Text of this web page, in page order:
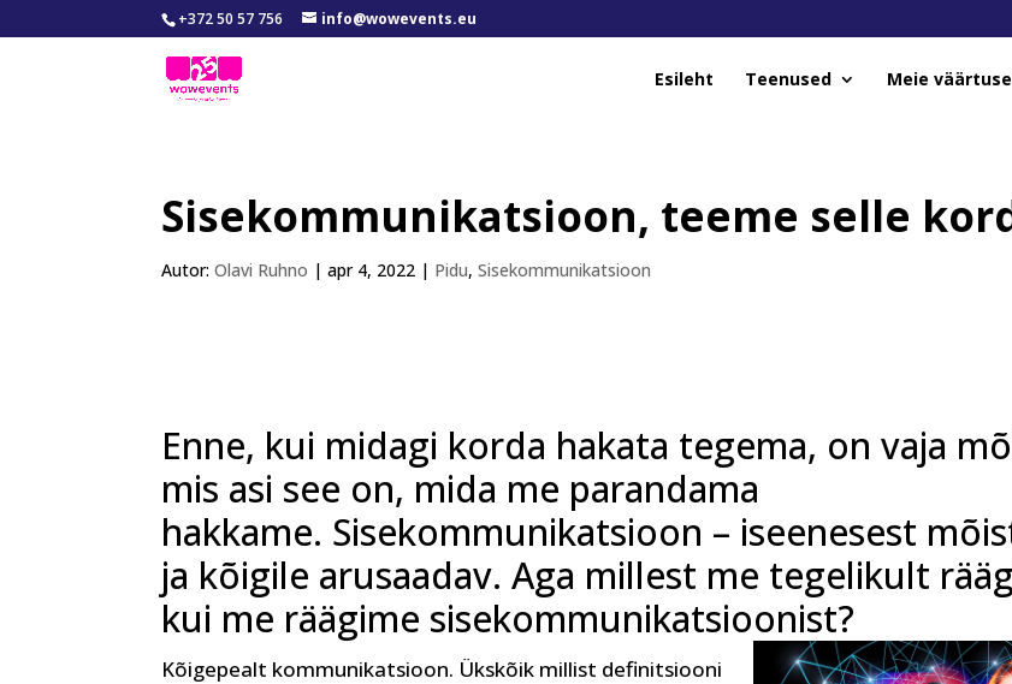
+372 50 57 756 info@wowevents.eu
Esileht Teenused Meie
Sisekommunikatsioon, teeme selle
Autor:Olavi Ruhno |apr 4, 2022 | Pidu,Sisekommunikatsioon
Enne, kui midagi korda hakata tegema, on vaja
mis asi see on, mida me parandama
hakkame. Sisekommunikatsioon – iseenesest
ja kõigile arusaadav. Aga millest me tegelikult
kui me räägime sisekommunikatsioonist?
Kõigepealt kommunikatsioon. Ükskõik millist definitsiooni